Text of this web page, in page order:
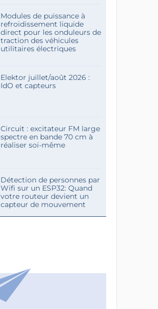
Modules de puissance à
refroidissement liquide
direct pour les onduleurs de
traction des véhicules
utilitaires électriques
Elektor juillet/août 2026 :
IdO et capteurs
Circuit : excitateur FM large
spectre en bande 70 cm à
réaliser soi-même
Détection de personnes par
Wifi sur un ESP32: Quand
votre routeur devient un
capteur de mouvement